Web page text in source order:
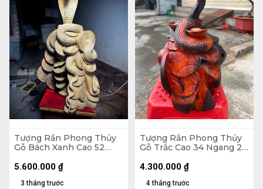
Tượng Rắn Phong Thủy
Gỗ Bách Xanh Cao 52
3 tháng trước
5.600.000 ₫
Tượng Rắn Phong Thủy
Gỗ Trắc Cao 34 Ngang 28
4 tháng trước
4.300.000 ₫